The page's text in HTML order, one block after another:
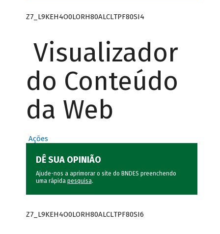
Z7_L9KEH4O0LORH80ALCLTPF80SI4
Visualizador
do Conteúdo
da Web
Ações
DÊ SUA OPINIÃO
Ajude-nos a aprimorar o site do BNDES preenchendo
uma rápida pesquisa.
Z7_L9KEH4O0LORH80ALCLTPF80SI6